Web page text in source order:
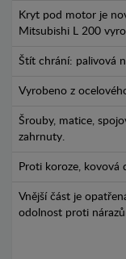
Kryt pod motor je
Mitsubishi L 200
Štít chrání: palivová
Vyrobeno z
Šrouby, matice,
zahrnuty.
Proti koroze, kovová
Vnější část je
odolnost proti